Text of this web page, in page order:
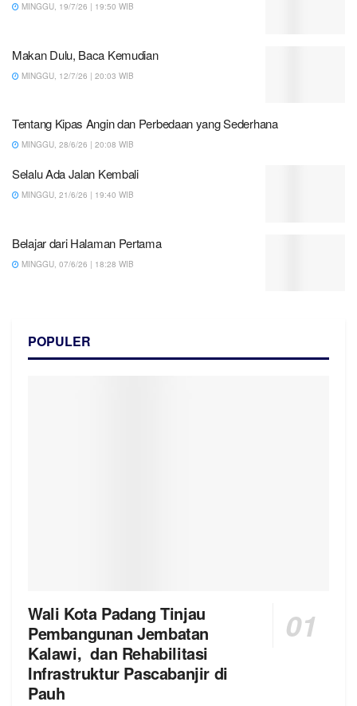
MINGGU, 19/7/26 | 19:50 WIB
Makan Dulu, Baca Kemudian
MINGGU, 12/7/26 | 20:03 WIB
Tentang Kipas Angin dan Perbedaan yang Sederhana
MINGGU, 28/6/26 | 20:08 WIB
Selalu Ada Jalan Kembali
MINGGU, 21/6/26 | 19:40 WIB
Belajar dari Halaman Pertama
MINGGU, 07/6/26 | 18:28 WIB
POPULER
Wali Kota Padang Tinjau
Pembangunan Jembatan
Kalawi, dan Rehabilitasi
Infrastruktur Pascabanjir di
Pauh